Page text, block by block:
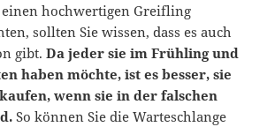
einen hochwertigen Greifling
sollten Sie wissen, dass es auch
gibt.Da jeder sie im Frühling und
haben möchte, ist es besser, sie
wenn sie in der falschen
So können Sie die Warteschlange